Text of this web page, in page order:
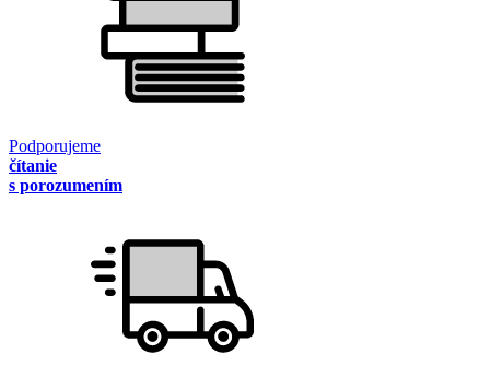
Podporujeme
čítanie
s porozumením